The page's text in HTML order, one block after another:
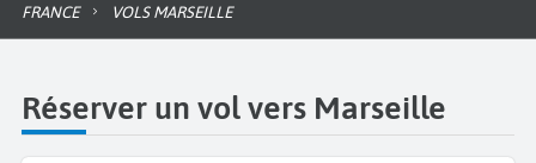
FRANCE VOLS MARSEILLE
Réserver un vol vers Marseille